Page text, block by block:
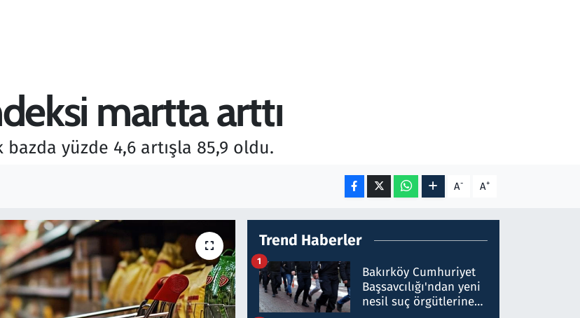
martta arttı
yüzde 4,6 artışla 85,9 oldu.
A- A+
Trend Haberler
Bakırköy Cumhuriyet
Başsavcılığı'ndan yeni
nesil suç örgütlerine
1